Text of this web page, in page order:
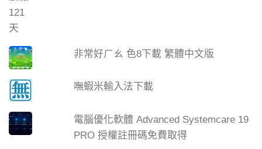
非常好ㄏㄠ 色8下載 繁體中文版
嘸蝦米輸入法下載
電腦優化軟體 Advanced Systemcare 19
PRO 授權註冊碼免費取得